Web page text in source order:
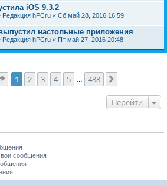
iOS 9.3.2
Редакция hPCru « Сб май 28, 2016 16:59
настольные приложения
Редакция hPCru « Пт май 27, 2016 20:48
Страница1 из 488
1 2 3 4 5 488
Перейти
сообщения